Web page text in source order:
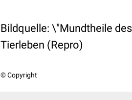
Bildquelle: \"Mundtheile
Tierleben (Repro)
© Copyright